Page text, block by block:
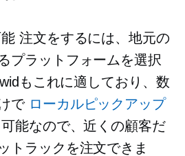
注文をするには、地元の
プラットフォームを選択
もこれに適しており、数
で ローカルピックアップ
能なので、近くの顧客だ
トラックを注文できま